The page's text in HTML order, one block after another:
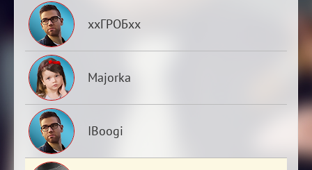
ххГРОБхх
Majorka
IBoogi